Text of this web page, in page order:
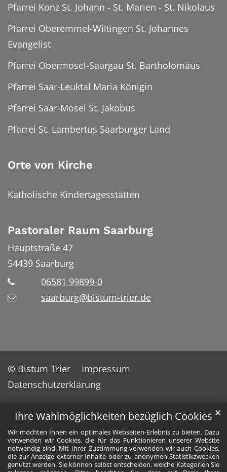
Ihre Wahlmöglichkeiten bezüglich Cookies
Wir möchten Ihnen ein optimales Webseiten-Erlebnis zu bieten. Dazu
verwenden wir Cookies, die für das Funktionieren unserer Website
notwendig sind. Mit Ihrer Zustimmung verwenden wir auch Cookies,
die zur Anzeige externer Inhalte oder zu anonymen Statistikzwecken
genutzt werden. Sie können selbst entscheiden, welche Kategorien Sie
✕
Pfarrei Konz St. Johann - St. Marien - St. Nikolaus
Pfarrei Oberemmel-Wiltingen St. Johannes
Evangelist
Pfarrei Obermosel-Saargau St. Bartholomäus
Pfarrei Saar-Leuktal Maria Königin
Pfarrei Saar-Mosel St. Jakobus
Pfarrei St. Lambertus Saarburger Land
Orte von Kirche
Katholische Kindertagesstätten
Pastoraler Raum Saarburg
Hauptstraße 47
54439 Saarburg
06581 99899-0
saarburg@bistum-trier.de
© Bistum Trier
Impressum
Datenschutzerklärung